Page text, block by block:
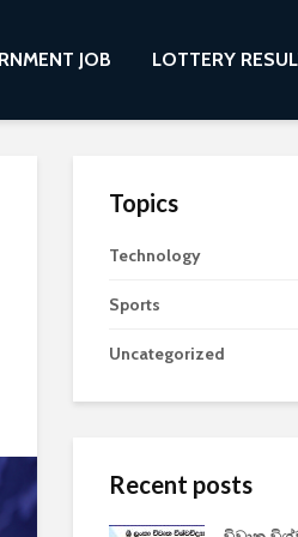
JOB LOTTERY
Topics
Technology
Sports
Uncategorized
Recent posts